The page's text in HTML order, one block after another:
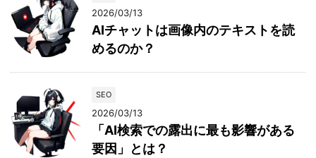
2026/03/13
AIチャットは画像内のテキストを読
めるのか？
SEO
2026/03/13
「AI検索での露出に最も影響がある
要因」とは？